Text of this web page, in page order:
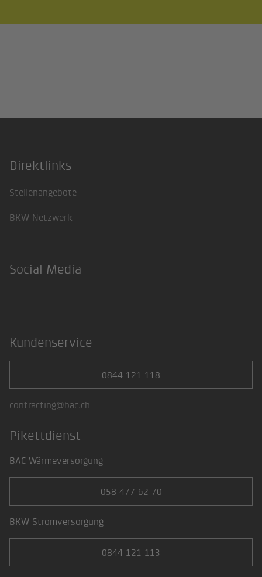
Footer
Direktlinks
Stellenangebote
BKW Netzwerk
Social Media
Kundenservice
0844 121 118
contracting@bac.ch
Pikettdienst
BAC Wärmeversorgung
058 477 62 70
BKW Stromversorgung
0844 121 113